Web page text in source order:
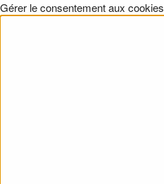
Gérer le consentement aux cookies